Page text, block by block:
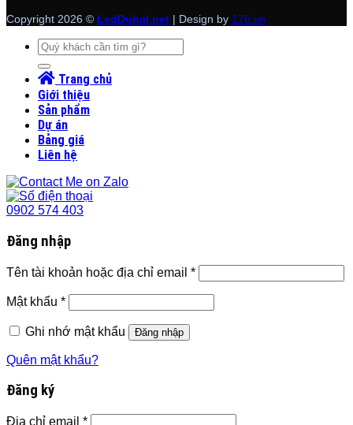
Copyright 2026 © LedDuhal.net | Design by 176.vn
Tìm
kiếm:
Trang chủ
Giới thiệu
Sản phẩm
Dự án
Bảng giá
Liên hệ
0902 574 403
Đăng nhập
Tên tài khoản hoặc địa chỉ email *
Mật khẩu *
Ghi nhớ mật khẩu Đăng nhập
Quên mật khẩu?
Đăng ký
Địa chỉ email *